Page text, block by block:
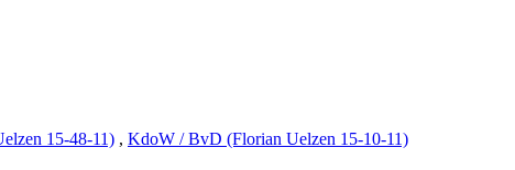
15-48-11) , KdoW / BvD (Florian Uelzen 15-10-11)